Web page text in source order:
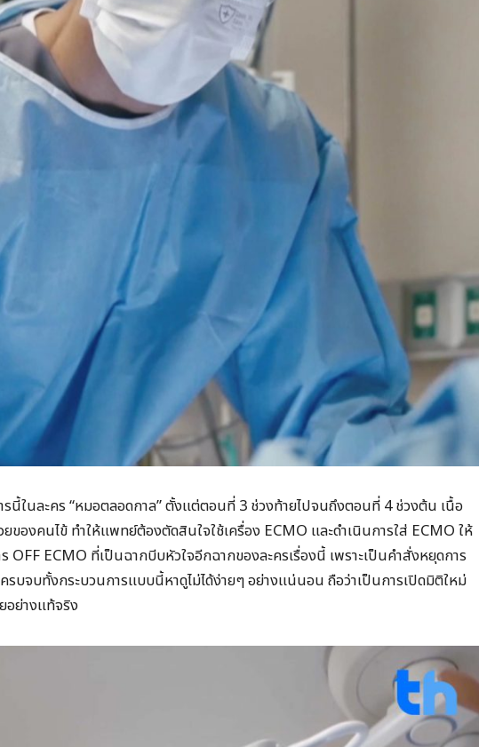
รนี้ในละคร “หมอตลอดกาล” ตั้งแต่ตอนที่ 3 ช่วงท้ายไปจนถึงตอนที่ 4 ช่วงต้น เนื้อ
ของคนไข้ ทำให้แพทย์ต้องตัดสินใจใช้เครื่อง ECMO และดำเนินการใส่ ECMO ให้
OFF ECMO ที่เป็นฉากบีบหัวใจอีกฉากของละครเรื่องนี้ เพราะเป็นคำสั่งหยุดการ
รบจบทั้งกระบวนการแบบนี้หาดูไม่ได้ง่ายๆ อย่างแน่นอน ถือว่าเป็นการเปิดมิติใหม่
อย่างแท้จริง